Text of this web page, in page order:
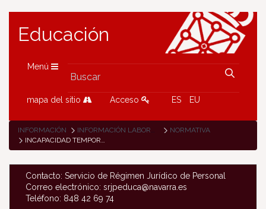
Educación
Menú
mapa del sitio Acceso ES EU
INFORMACIÓN INFORMACIÓN LABORAL
NORMATIVA
INCAPACIDAD TEMPORAL
Contacto: Servicio de Régimen Jurídico de Personal
Correo electrónico: srjpeduca@navarra.es
Teléfono: 848 42 69 74